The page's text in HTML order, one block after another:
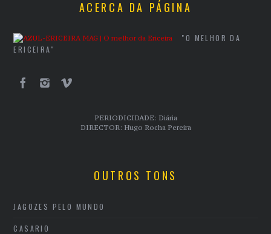
ACERCA DA PÁGINA
"O MELHOR DA
ERICEIRA"
PERIODICIDADE: Diária
DIRECTOR: Hugo Rocha Pereira
OUTROS TONS
JAGOZES PELO MUNDO
CASARIO